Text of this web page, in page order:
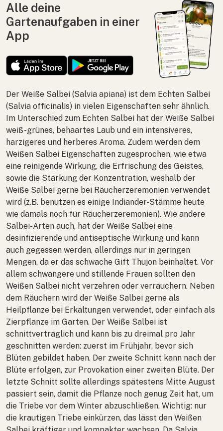
Alle deine
Gartenaufgaben in einer
App
Der Weiße Salbei (Salvia apiana) ist dem Echten Salbei
(Salvia officinalis) in vielen Eigenschaften sehr ähnlich.
Im Unterschied zum Echten Salbei hat der Weiße Salbei
weiß-grünes, behaartes Laub und ein intensiveres,
harzigeres und herberes Aroma. Zudem werden dem
Weißen Salbei Eigenschaften zugesprochen, wie etwa
eine reinigende Wirkung, die Erfrischung des Geistes,
sowie die Stärkung der Konzentration, weshalb der
Weiße Salbei gerne bei Räucherzeremonien verwendet
wird (z.B. benutzen es einige Indiander-Stämme heute
wie damals noch für Räucherzeremonien). Wie andere
Salbei-Arten auch, hat der Weiße Salbei eine
desinfizierende und antiseptische Wirkung und kann
auch gegessen werden, allerdings nur in geringen
Mengen, da er das schwache Gift Thujon beinhaltet. Vor
allem schwangere und stillende Frauen sollten den
Weißen Salbei nicht verzehren oder verräuchern. Neben
dem Räuchern wird der Weiße Salbei gerne als
Heilpflanze bei Erkältungen verwendet, oder einfach als
Zierpflanze im Garten. Der Weiße Salbei ist
schnittverträglich und kann bis zu dreimal pro Jahr
geschnitten werden: zuerst im Frühjahr, bevor sich
Blüten gebildet haben. Der zweite Schnitt kann nach der
Blüte erfolgen, zur Provokation einer zweiten Blüte. Der
letzte Schnitt sollte allerdings spätestens Mitte August
passiert sein, damit die Pflanze noch genug Zeit hat, um
die Triebe vor dem Winter abzuschließen. Wichtig: nur
die krautigen Triebe einkürzen, das lässt den Weißen